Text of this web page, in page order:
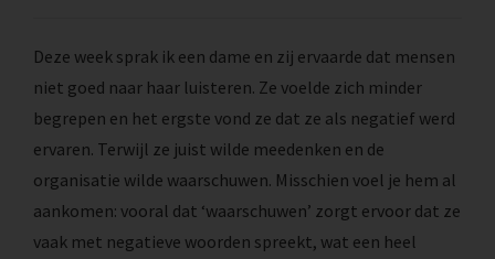
Deze week sprak ik een dame en zij ervaarde dat mensen
niet goed naar haar luisteren. Ze voelde zich minder
begrepen en het ergste vond ze dat ze als negatief werd
ervaren. Terwijl ze juist wilde meedenken en de
organisatie wilde waarschuwen. Misschien voel je hem al
aankomen: vooral dat ‘waarschuwen’ zorgt ervoor dat ze
vaak met negatieve woorden spreekt, wat een heel